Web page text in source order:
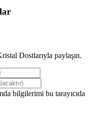
Dostlarıyla paylaşın.
bilgilerimi bu tarayıcıda